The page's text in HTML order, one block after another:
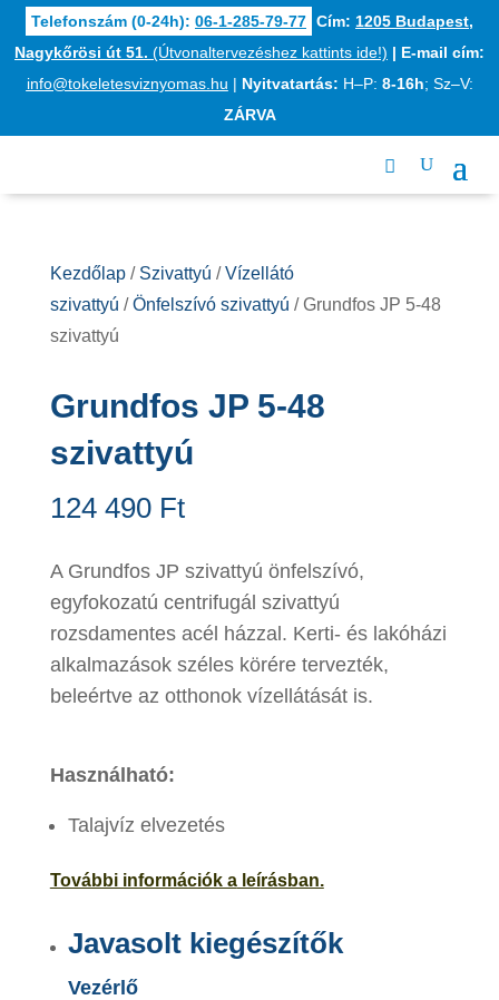
Telefonszám (0-24h): 06-1-285-79-77 Cím: 1205 Budapest,
Nagykőrösi út 51. (Útvonaltervezéshez kattints ide!) | E-mail cím:
info@tokeletesviznyomas.hu | Nyitvatartás: H–P: 8-16h; Sz–V:
ZÁRVA
Kezdőlap/ Szivattyú /Vízellátó
szivattyú /Önfelszívó szivattyú / Grundfos JP 5-48
szivattyú
Grundfos JP 5-48
szivattyú
124 490 Ft
A Grundfos JP szivattyú önfelszívó,
egyfokozatú centrifugál szivattyú
rozsdamentes acél házzal. Kerti- és lakóházi
alkalmazások széles körére tervezték,
beleértve az otthonok vízellátását is.
Használható:
Talajvíz elvezetés
További információk aleírásban.
Javasolt kiegészítők
Vezérlő